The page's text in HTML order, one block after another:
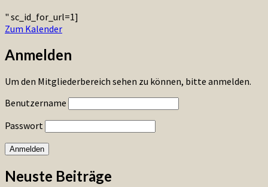
" sc_id_for_url=1]
Zum Kalender
Anmelden
Um den Mitgliederbereich sehen zu können, bitte anmelden.
Benutzername
Passwort
Neuste Beiträge